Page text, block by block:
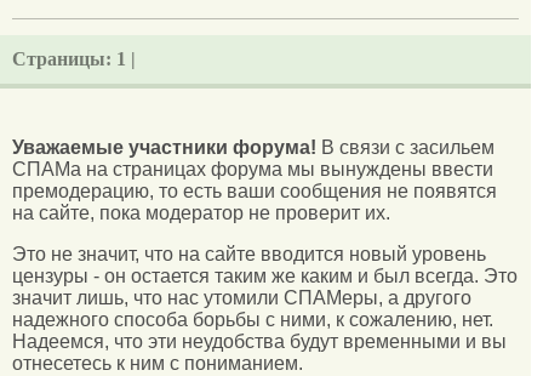
Страницы: 1 |
Уважаемые участники форума! В связи с засильем
СПАМа на страницах форума мы вынуждены ввести
премодерацию, то есть ваши сообщения не появятся
на сайте, пока модератор не проверит их.
Это не значит, что на сайте вводится новый уровень
цензуры - он остается таким же каким и был всегда. Это
значит лишь, что нас утомили СПАМеры, а другого
надежного способа борьбы с ними, к сожалению, нет.
Надеемся, что эти неудобства будут временными и вы
отнесетесь к ним с пониманием.